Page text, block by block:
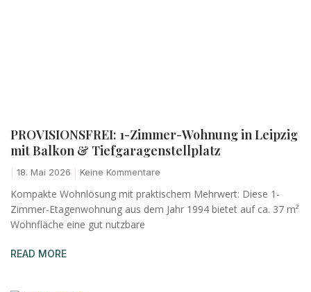
PROVISIONSFREI: 1-Zimmer-Wohnung in Leipzig
mit Balkon & Tiefgaragenstellplatz
18. Mai 2026 Keine Kommentare
Kompakte Wohnlösung mit praktischem Mehrwert: Diese 1-
Zimmer-Etagenwohnung aus dem Jahr 1994 bietet auf ca. 37 m²
Wohnfläche eine gut nutzbare
READ MORE